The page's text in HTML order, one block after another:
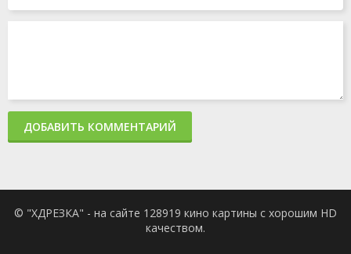
ДОБАВИТЬ КОММЕНТАРИЙ
© "ХДРЕЗКА" - на сайте 128919 кино картины с хорошим HD
качеством.